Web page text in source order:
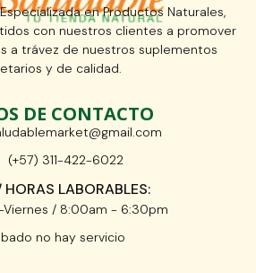
en Productos Naturales,
con nuestros clientes a promover
a trávez de nuestros suplementos
y de calidad.
DE CONTACTO
(+57) 311-422-6022
HORAS LABORABLES:
Viernes / 8:00am - 6:30pm
no hay servicio